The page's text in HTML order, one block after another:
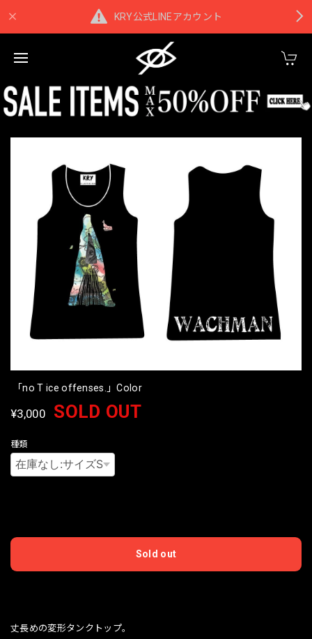
KRY公式LINEアカウント
「no T ice offenses.」Color
¥3,000 SOLD OUT
種類
Sold out
丈長めの変形タンクトップ。